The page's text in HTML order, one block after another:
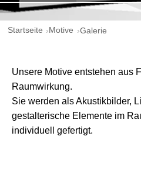
Startseite Motive Galerie
Unsere Motive entstehen aus
Raumwirkung.
Sie werden als Akustikbilder,
gestalterische Elemente im
individuell gefertigt.